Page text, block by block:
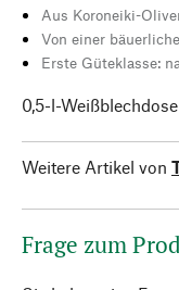
Aus Koroneiki-
Von einer
Erste Güteklasse:
0,5-l-Weißblechdose
Weitere Artikel von
Frage zum